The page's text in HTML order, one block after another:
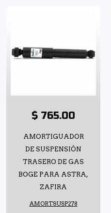
$ 765.00
AMORTIGUADOR
DE SUSPENSIÓN
TRASERO DE GAS
BOGE PARA ASTRA,
ZAFIRA
AMORTSUSP278